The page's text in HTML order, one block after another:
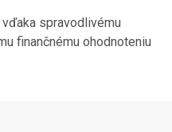
spravodlivému
finančnému ohodnoteniu